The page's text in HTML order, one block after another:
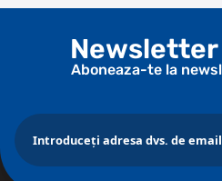
Newsletter
Aboneaza-te la